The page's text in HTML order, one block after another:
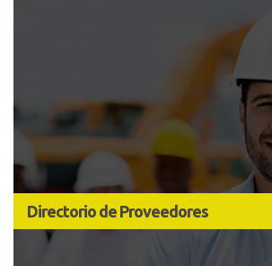
Directorio de Proveedores